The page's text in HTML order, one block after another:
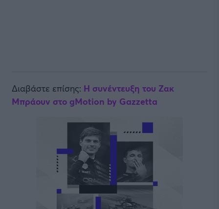
Διαβάστε επίσης: Η συνέντευξη του Ζακ
Μπράουν στο gMotion by Gazzetta